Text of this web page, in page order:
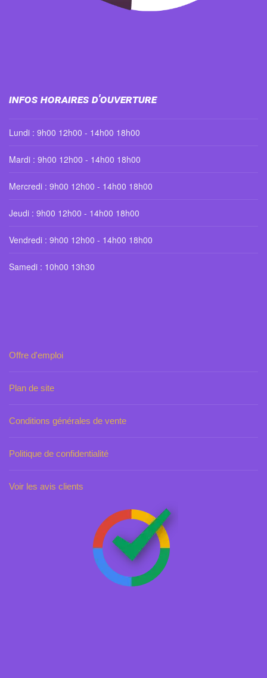
Infos horaires d'ouverture
Lundi : 9h00 12h00 - 14h00 18h00
Mardi : 9h00 12h00 - 14h00 18h00
Mercredi : 9h00 12h00 - 14h00 18h00
Jeudi : 9h00 12h00 - 14h00 18h00
Vendredi : 9h00 12h00 - 14h00 18h00
Samedi : 10h00 13h30
Offre d'emploi
Plan de site
Conditions générales de vente
Politique de confidentialité
Voir les avis clients